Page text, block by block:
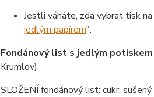
Jestli váháte, zda vybrat tisk
jedlým papírem".
Fondánový list s jedlým potiskem
Krumlov)
SLOŽENÍ fondánový list: cukr,